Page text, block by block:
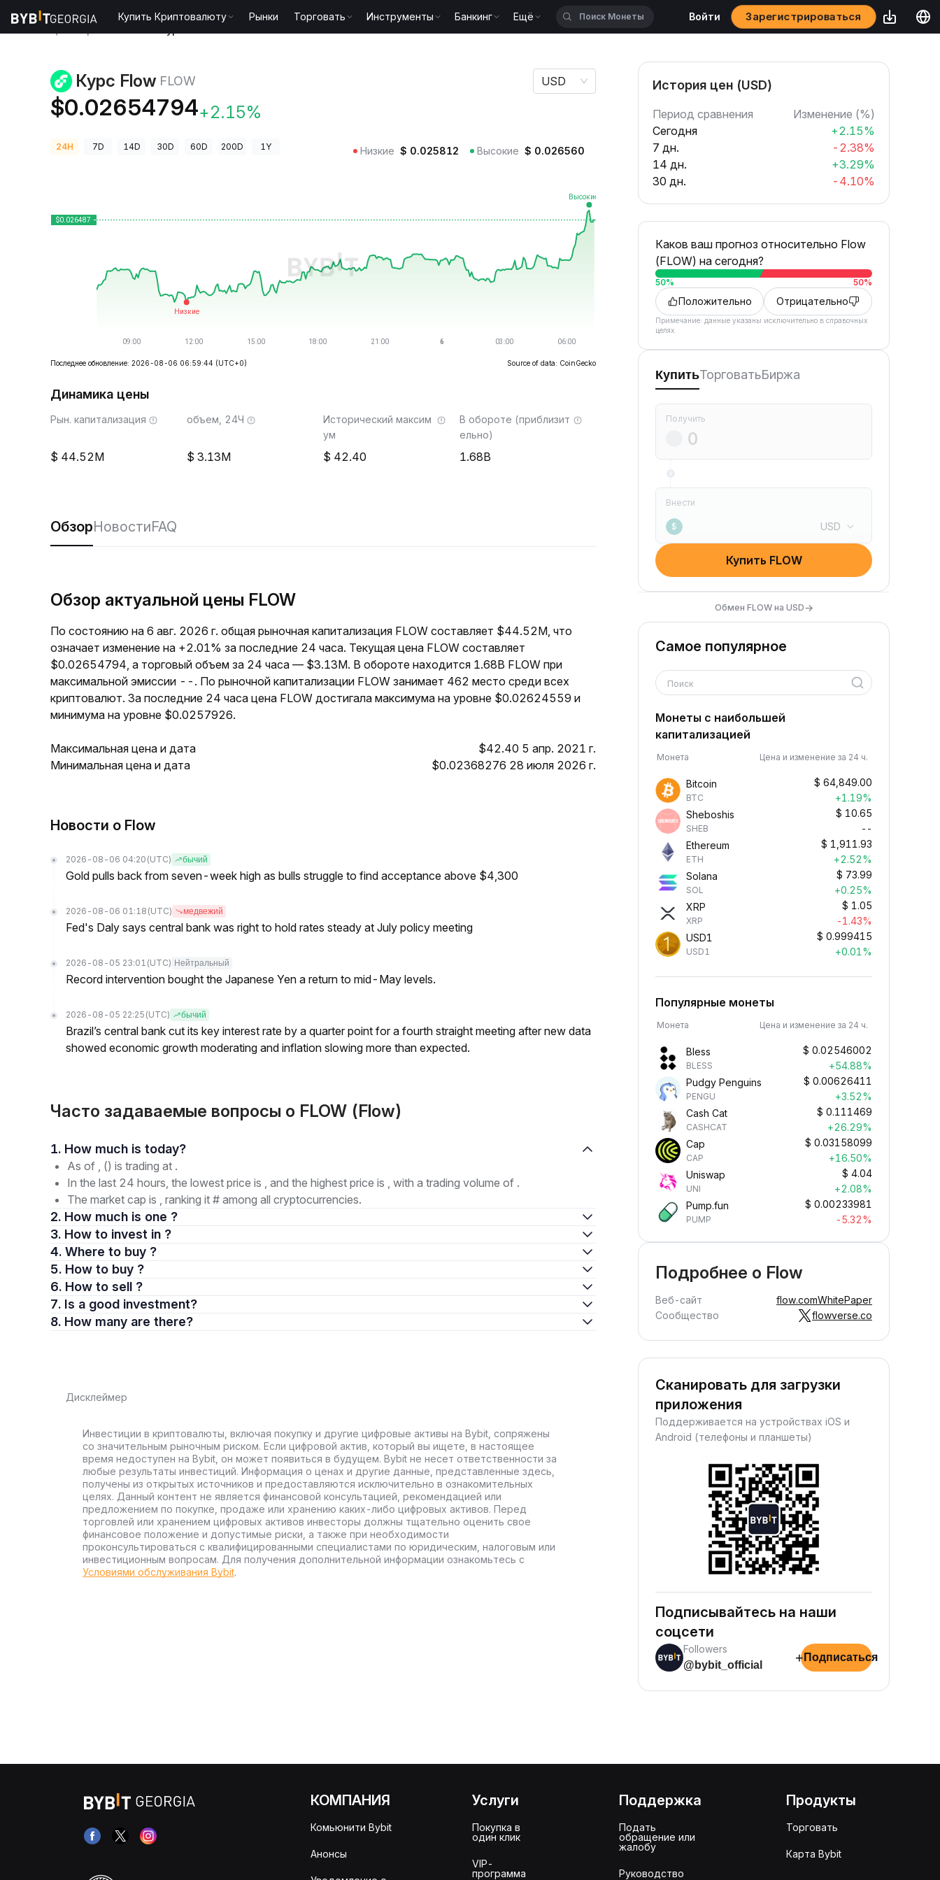
Купить Криптовалюту Рынки Торговать Инструменты Банкинг Ещё Войти Зарегистрироваться
Курс Flow FLOW
$0.02654794+2.15%
USD
24H 7D 14D 30D 60D 200D 1Y Низкие $ 0.025812 Высокие $ 0.026560
Последнее обновление: 2026-08-06 06:59:44 (UTC+0) Source of data: CoinGecko
Динамика цены
Рын. капитализация
44.52M
объем, 24Ч
3.13M
Исторический максим
ум
42.40
В обороте (приблизит
ельно)
1.68B
ОбзорНовостиFAQ
Обзор актуальной цены FLOW
По состоянию на 6 авг. 2026 г. общая рыночная капитализация FLOW составляет $44.52M, что
означает изменение на +2.01% за последние 24 часа. Текущая цена FLOW составляет
$0.02654794, а торговый объем за 24 часа — $3.13M. В обороте находится 1.68B FLOW при
максимальной эмиссии --. По рыночной капитализации FLOW занимает 462 место среди всех
криптовалют. За последние 24 часа цена FLOW достигала максимума на уровне $0.02624559 и
минимума на уровне $0.0257926.
Максимальная цена и дата
$42.40 5 апр. 2021 г.
Минимальная цена и дата
$0.02368276 28 июля 2026 г.
Новости о Flow
2026-08-06 04:20 (UTC) бычий
Gold pulls back from seven-week high as bulls struggle to find acceptance above $4,300
2026-08-06 01:18 (UTC) медвежий
Fed's Daly says central bank was right to hold rates steady at July policy meeting
2026-08-05 23:01 (UTC) Нейтральный
Record intervention bought the Japanese Yen a return to mid-May levels.
2026-08-05 22:25 (UTC) бычий
Brazil’s central bank cut its key interest rate by a quarter point for a fourth straight meeting after new data
showed economic growth moderating and inflation slowing more than expected.
Часто задаваемые вопросы о FLOW (Flow)
1. How much is today?
As of , () is trading at .
In the last 24 hours, the lowest price is , and the highest price is , with a trading volume of .
The market cap is , ranking it # among all cryptocurrencies.
2. How much is one ?
3. How to invest in ?
4. Where to buy ?
5. How to buy ?
6. How to sell ?
7. Is a good investment?
8. How many are there?
Дисклеймер
Инвестиции в криптовалюты, включая покупку и другие цифровые активы на Bybit, сопряжены
со значительным рыночным риском. Если цифровой актив, который вы ищете, в настоящее
время недоступен на Bybit, он может появиться в будущем. Bybit не несет ответственности за
любые результаты инвестиций. Информация о ценах и другие данные, представленные здесь,
получены из открытых источников и предоставляются исключительно в ознакомительных
целях. Данный контент не является финансовой консультацией, рекомендацией или
предложением по покупке, продаже или хранению каких-либо цифровых активов. Перед
торговлей или хранением цифровых активов инвесторы должны тщательно оценить свое
финансовое положение и допустимые риски, а также при необходимости
проконсультироваться с квалифицированными специалистами по юридическим, налоговым или
инвестиционным вопросам. Для получения дополнительной информации ознакомьтесь с
Условиями обслуживания Bybit.
История цен (USD)
Период сравнения
Изменение (%)
Сегодня
+2.15%
7 дн.
-2.38%
14 дн.
+3.29%
30 дн.
-4.10%
Каков ваш прогноз относительно Flow
(FLOW) на сегодня?
50% 50%
Положительно Отрицательно
Примечание: данные указаны исключительно в справочных
целях.
КупитьТорговатьБиржа
Получить
Внести
$ USD
Купить FLOW
Обмен FLOW на USD→
Самое популярное
Поиск
Монеты с наибольшей
капитализацией
Монета Цена и изменение за 24 ч.
Bitcoin
BTC
$ 64,849.00
+1.19%
Sheboshis
SHEB
$ 10.65
--
Ethereum
ETH
$ 1,911.93
+2.52%
Solana
SOL
$ 73.99
+0.25%
XRP
XRP
$ 1.05
-1.43%
USD1
USD1
$ 0.999415
+0.01%
Популярные монеты
Монета Цена и изменение за 24 ч.
Bless
BLESS
$ 0.02546002
+54.88%
Pudgy Penguins
PENGU
$ 0.00626411
+3.52%
Cash Cat
CASHCAT
$ 0.111469
+26.29%
Cap
CAP
$ 0.03158099
+16.50%
Uniswap
UNI
$ 4.04
+2.08%
Pump.fun
PUMP
$ 0.00233981
-5.32%
Подробнее о Flow
Веб-сайт flow.comWhitePaper
Сообщество
flowverse.co
Сканировать для загрузки
приложения
Поддерживается на устройствах iOS и
Android (телефоны и планшеты)
Подписывайтесь на наши
соцсети
Followers
@bybit_official
+ Подписаться
КОМПАНИЯ
Комьюнити Bybit
Анонсы
Услуги
Покупка в
один клик
VIP-
программа
Поддержка
Подать
обращение или
жалобу
Руководство
Продукты
Торговать
Карта Bybit